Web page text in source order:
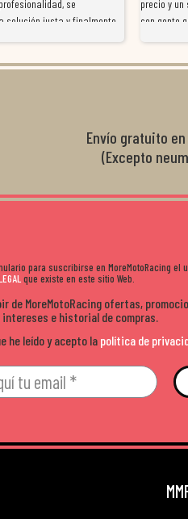
se
solución justa y finalmente
unas condiciones de
precio y
con gente
el cliente y
sitio.
Envío gratuito
(Excepto
para suscribirse en MoreMotoRacing el
que existe en este sitio Web.
de MoreMotoRacing ofertas,
e historial de compras.
he leído y acepto la política de